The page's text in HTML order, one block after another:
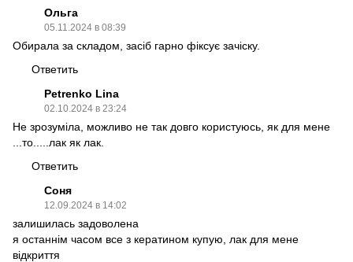
Ольга
05.11.2024 в 08:39
Обирала за складом, засіб гарно фіксує зачіску.
Ответить
Petrenko Lina
02.10.2024 в 23:24
Не зрозуміла, можливо не так довго користуюсь, як для мене
...то.....лак як лак.
Ответить
Соня
12.09.2024 в 14:02
залишилась задоволена
я останнім часом все з кератином купую, лак для мене
відкриття